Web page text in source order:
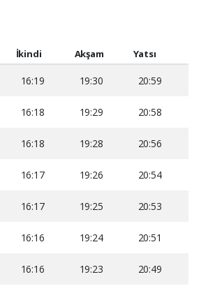
İkindi Akşam Yatsı
16:19 19:30 20:59
16:18 19:29 20:58
16:18 19:28 20:56
16:17 19:26 20:54
16:17 19:25 20:53
16:16 19:24 20:51
16:16 19:23 20:49